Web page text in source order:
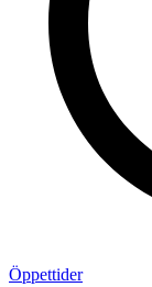
Öppettider